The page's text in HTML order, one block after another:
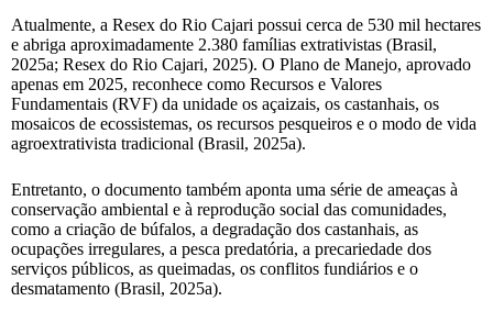
Atualmente, a Resex do Rio Cajari possui cerca de 530 mil hectares
e abriga aproximadamente 2.380 famílias extrativistas (Brasil,
2025a; Resex do Rio Cajari, 2025). O Plano de Manejo, aprovado
apenas em 2025, reconhece como Recursos e Valores
Fundamentais (RVF) da unidade os açaizais, os castanhais, os
mosaicos de ecossistemas, os recursos pesqueiros e o modo de vida
agroextrativista tradicional (Brasil, 2025a).
Entretanto, o documento também aponta uma série de ameaças à
conservação ambiental e à reprodução social das comunidades,
como a criação de búfalos, a degradação dos castanhais, as
ocupações irregulares, a pesca predatória, a precariedade dos
serviços públicos, as queimadas, os conflitos fundiários e o
desmatamento (Brasil, 2025a).